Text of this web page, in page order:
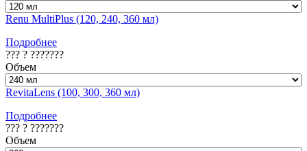
Renu MultiPlus (120, 240, 360 мл)
Подробнее
??? ? ???????
Объем
RevitaLens (100, 300, 360 мл)
Подробнее
??? ? ???????
Объем